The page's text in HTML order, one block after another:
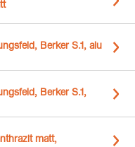
Berker S.1, alu
Berker S.1,
matt,